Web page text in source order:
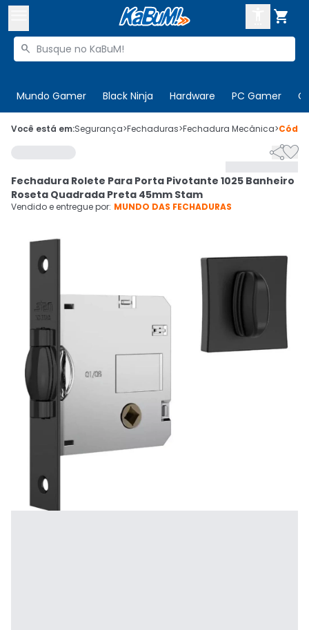

Buscar produtos

Mundo Gamer Black Ninja Hardware PC Gamer
 Olá. Acesse sua conta
 Departamentos
Cupons
CADASTRE-SE
Você está em:Segurança>Fechaduras>Fechadura Mecânica>

Fechadura Rolete Para Porta Pivotante 1025 Banheiro
Roseta Quadrada Preta 45mm Stam
Vendido e entregue por: MUNDO DAS FECHADURAS